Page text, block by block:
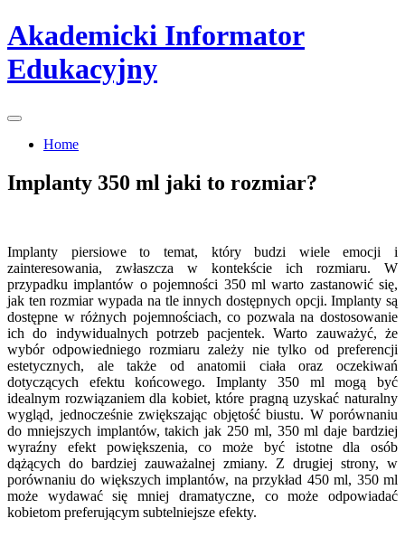
Skip
to
content
Akademicki Informator
Edukacyjny
Home
Implanty 350 ml jaki to rozmiar?
Implanty piersiowe to temat, który budzi wiele emocji i
zainteresowania, zwłaszcza w kontekście ich rozmiaru. W
przypadku implantów o pojemności 350 ml warto zastanowić się,
jak ten rozmiar wypada na tle innych dostępnych opcji. Implanty są
dostępne w różnych pojemnościach, co pozwala na dostosowanie
ich do indywidualnych potrzeb pacjentek. Warto zauważyć, że
wybór odpowiedniego rozmiaru zależy nie tylko od preferencji
estetycznych, ale także od anatomii ciała oraz oczekiwań
dotyczących efektu końcowego. Implanty 350 ml mogą być
idealnym rozwiązaniem dla kobiet, które pragną uzyskać naturalny
wygląd, jednocześnie zwiększając objętość biustu. W porównaniu
do mniejszych implantów, takich jak 250 ml, 350 ml daje bardziej
wyraźny efekt powiększenia, co może być istotne dla osób
dążących do bardziej zauważalnej zmiany. Z drugiej strony, w
porównaniu do większych implantów, na przykład 450 ml, 350 ml
może wydawać się mniej dramatyczne, co może odpowiadać
kobietom preferującym subtelniejsze efekty.